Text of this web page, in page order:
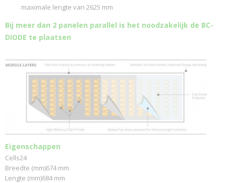
maximale lengte van 2625 mm
Bij meer dan 2 panelen parallel is het noodzakelijk de BC-
DIODE te plaatsen
Eigenschappen
Cells24
Breedte (mm)674 mm
Lengte (mm)684 mm